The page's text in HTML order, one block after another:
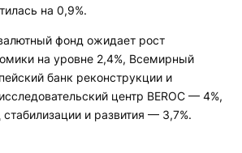
на 0,9%.
фонд ожидает рост
на уровне 2,4%, Всемирный
банк реконструкции и
центр BEROC — 4%,
и развития — 3,7%.